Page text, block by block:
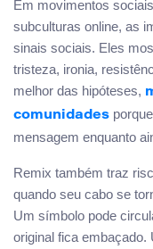
Em movimentos
subculturas online, as
sinais sociais. Eles
tristeza, ironia,
melhor das hipóteses,
comunidades
mensagem enquanto
Remix também traz
quando seu cabo se
Um símbolo pode
original fica embaçado.